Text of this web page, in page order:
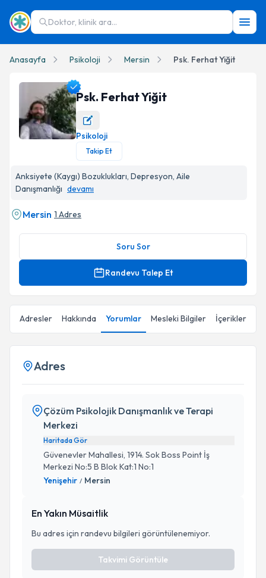
Doktor, klinik ara...
Anasayfa Psikoloji Mersin Psk. Ferhat Yiğit
Psk. Ferhat Yiğit Profil Fotoğrafı
Psk. Ferhat Yiğit
Psikoloji
Takip Et
Anksiyete (Kaygı) Bozuklukları, Depresyon, Aile
Danışmanlığı devamı
Mersin 1 Adres
Soru Sor
Randevu Talep Et
Adresler Hakkında Yorumlar Mesleki Bilgiler İçerikler
Adres
Çözüm Psikolojik Danışmanlık ve Terapi
Merkezi
Haritada Gör
Güvenevler Mahallesi, 1914. Sok Boss Point İş
Merkezi No:5 B Blok Kat:1 No:1
Yenişehir / Mersin
En Yakın Müsaitlik
Bu adres için randevu bilgileri görüntülenemiyor.
Takvimi Görüntüle